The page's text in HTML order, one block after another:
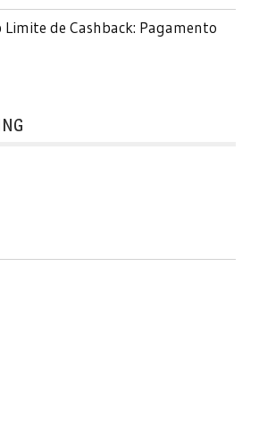
Limite de Cashback: Pagamento